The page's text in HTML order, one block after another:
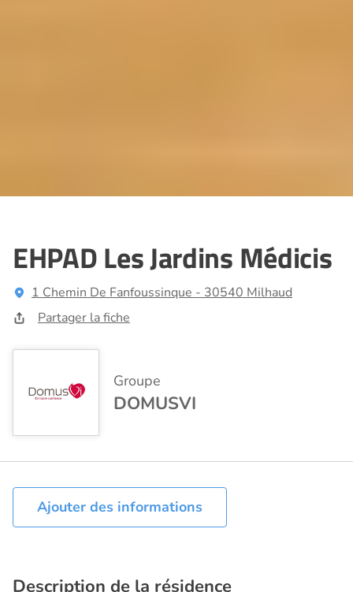
EHPAD Les Jardins Médicis
1 Chemin De Fanfoussinque - 30540 Milhaud
Partager la fiche
Groupe
DOMUSVI
Ajouter des informations
Description de la résidence